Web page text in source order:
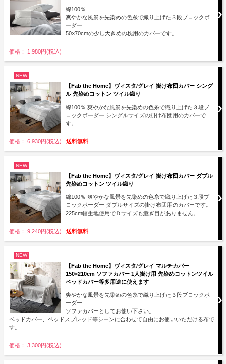
綿100％
爽やかな風景を先染めの色糸で織り上げた３段ブロックボ
ーダー
50×70cmの少し大きめの枕用のカバーです。
価格： 1,980円(税込)
NEW
【Fab the Home】ヴィスタ/グレイ 掛け布団カバー シング
ル 先染めコットン ツイル織り
綿100％ 爽やかな風景を先染めの色糸で織り上げた３段ブ
ロックボーダー シングルサイズの掛け布団用のカバーで
す。
価格： 6,930円(税込) 送料無料
NEW
【Fab the Home】ヴィスタ/グレイ 掛け布団カバー ダブル
先染めコットン ツイル織り
綿100％ 爽やかな風景を先染めの色糸で織り上げた３段ブ
ロックボーダー ダブルサイズの掛け布団用のカバーです。
225cm幅生地使用でＤサイズも継ぎ目がありません。
価格： 9,240円(税込) 送料無料
NEW
【Fab the Home】ヴィスタ/グレイ マルチカバー
150×210cm ソファカバー 1人掛け用 先染めコットンツイル
ベッドカバー等多用途に使えます
爽やかな風景を先染めの色糸で織り上げた３段ブロックボ
ーダー
ソファカバーとしてお使い下さい。
ベッドカバー、ベッドスプレッド等シーンに合わせて自由にお使いいただける布で
す。
価格： 3,300円(税込)